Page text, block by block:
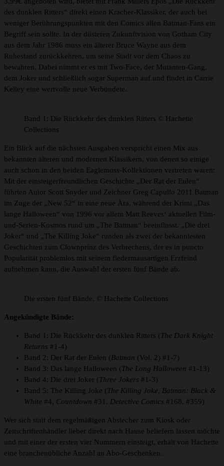
des dunklen Ritters“ direkt einen Kracher-Klassiker, der auch bei
weniger Berührungspunkten mit den Comics allen Batman-Fans ein
Begriff sein sollte. In der düsteren Zukunftvision von Gotham City
aus dem Jahr 1986 muss ein älterer Bruce Wayne aus dem
Ruhestand zurückkehren, um seine Stadt vor dem Chaos zu
bewahren. Dabei nimmt er es mit Two-Face, der Mutanten-Gang,
dem Joker und schließlich sogar Superman auf und findet in Carrie
Kelley eine wertvolle neue Verbündete.
Band 1: Die Rückkehr des dunklen Ritters © Hachette
Collections
Ein Blick auf die nächsten Ausgaben verspricht einen Mix aus
bekannten älteren und modernen Klassikern, von denen so einige
auch schon in den beiden Eaglemoss-Kollektionen vertreten waren:
Mit der einsteigerfreundlichen Geschichte „Der Rat der Eulen“
führten Autor Scott Snyder und Zeichner Greg Capullo 2011 Batman
im Zuge der „New 52“ in eine neue Ära, während der Krimi „Das
lange Halloween“ von 1996 vor allem Matt Reeves‘ aktuellen Film-
und-Serien-Kosmos rund um „The Batman“ beeinflusst. „Die drei
Joker“ und „The Killing Joke“ runden als zwei der bekanntesten
Geschichten zum Clownprinz des Verbrechens, der es in puncto
Popularität problemlos mit seinem fledermausartigen Erzfeind
aufnehmen kann, die Auswahl der ersten fünf Bände ab.
Die ersten fünf Bände. © Hachette Collections
Angekündigte Bände:
Band 1: Die Rückkehr des dunklen Ritters (The Dark Knight
Returns #1-4)
Band 2: Der Rat der Eulen ( Batman (Vol. 2) #1-7)
Band 3: Das lange Halloween (The Long Halloween #1-13)
Band 4: Die drei Joker (Three Jokers #1-3)
Band 5: The Killing Joke (The Killing Joke, Batman: Black &
White #4, Countdown #31, Detective Comics #168, #359)
Wer sich statt dem regelmäßigen Abstecher zum Kiosk oder
Zeitschriftenhändler lieber direkt nach Hause beliefern lassen möchte
und mit einer der ersten vier Nummern einsteigt, erhält von Hachette
eine branchenübliche Anzahl an Abo-Geschenken.